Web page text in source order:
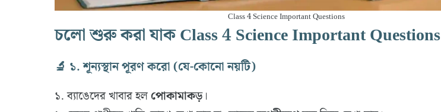
Class 4 Science Important Questions
চলো শুরু করা যাক Class 4 Science Important Questions
🔬 ১. শূন্যস্থান পূরণ করো (যে-কোনো নয়টি)
১. ব্যাঙেদের খাবার হলপোকামাকড়।